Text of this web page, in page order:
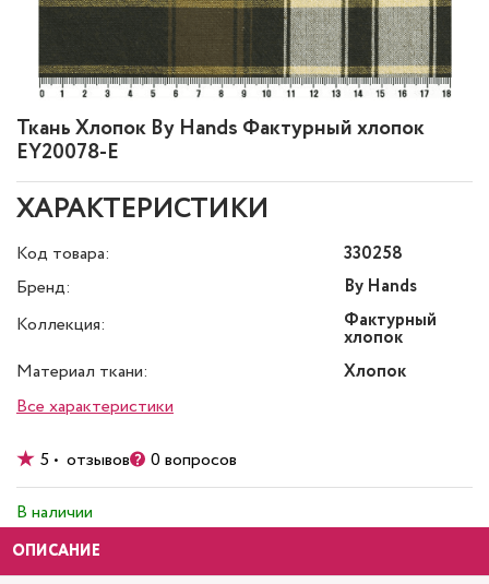
Ткань Хлопок By Hands Фактурный хлопок
EY20078-E
ХАРАКТЕРИСТИКИ
Код товара:
330258
Бренд:
By Hands
Коллекция:
Фактурный
хлопок
Материал ткани:
Хлопок
Все характеристики
5 • отзывов 0 вопросов
В наличии
ОПИСАНИЕ